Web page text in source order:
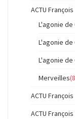
ACTU
L'agonie
L'agonie
L'agonie de
Merveilles
ACTU
ACTU